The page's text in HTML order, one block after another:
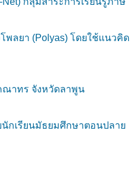
พลยา (Polyas) โดยใช้แนวคิด
ณาทร จังหวัดลาพูน
กเรียนมัธยมศึกษาตอนปลาย